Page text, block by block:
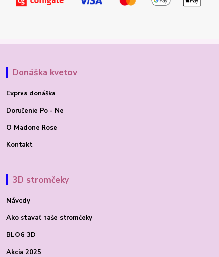
Donáška kvetov
Expres donáška
Doručenie Po - Ne
O Madone Rose
Kontakt
3D stromčeky
Návody
Ako stavať naše stromčeky
BLOG 3D
Akcia 2025